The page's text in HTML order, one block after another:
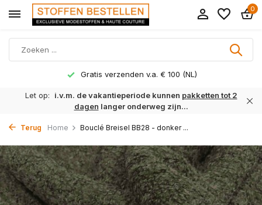
0
Gratis verzenden v.a. € 100 (NL)
Let op: i.v.m. de vakantieperiode kunnen pakketten tot 2
dagen langer onderweg zijn...
Terug Home Bouclé Breisel BB28 - donker ...